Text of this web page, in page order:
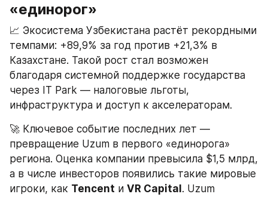
«единорог»
📈 Экосистема Узбекистана растёт рекордными
темпами: +89,9% за год против +21,3% в
Казахстане. Такой рост стал возможен
благодаря системной поддержке государства
через IT Park — налоговые льготы,
инфраструктура и доступ к акселераторам.
🚀 Ключевое событие последних лет —
превращение Uzum в первого «единорога»
региона. Оценка компании превысила $1,5 млрд,
а в числе инвесторов появились такие мировые
игроки, как Tencent и VR Capital . Uzum